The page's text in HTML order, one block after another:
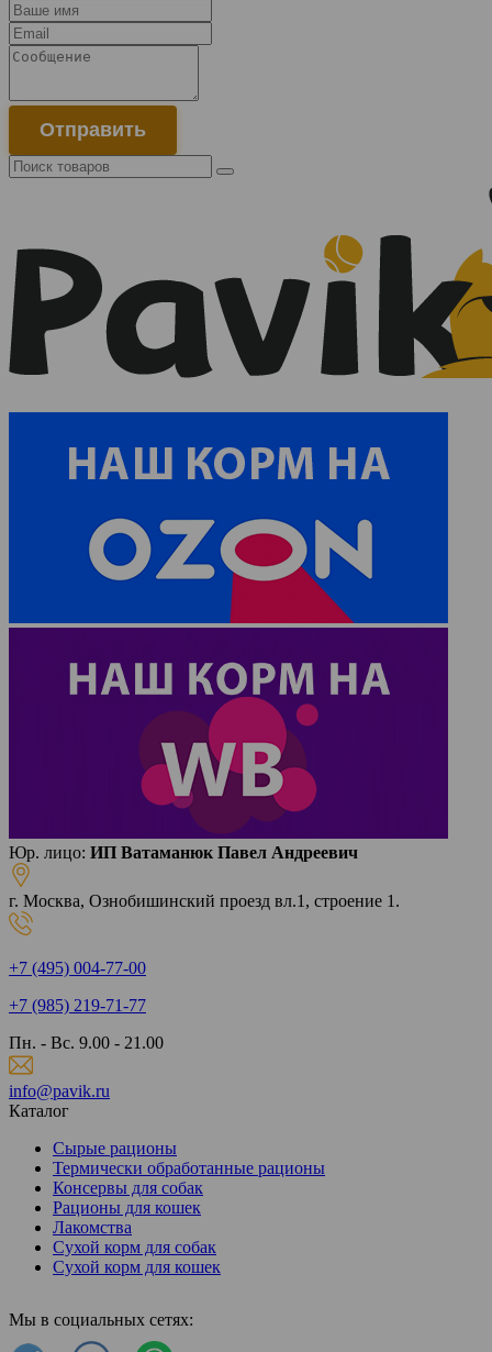
Отправить
Юр. лицо: ИП Ватаманюк Павел Андреевич
г. Москва, Ознобишинский проезд вл.1, строение 1.
+7 (495) 004-77-00
+7 (985) 219-71-77
Пн. - Вс. 9.00 - 21.00
info@pavik.ru
Каталог
Сырые рационы
Термически обработанные рационы
Консервы для собак
Рационы для кошек
Лакомства
Сухой корм для собак
Сухой корм для кошек
Мы в социальных сетях: